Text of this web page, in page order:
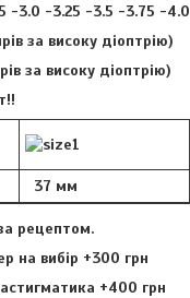
-3.0 -3.25 -3.5 -3.75 -4.0
за високу діоптрію)
за високу діоптрію)
37 мм
рецептом.
на вибір +300 грн
+400 грн